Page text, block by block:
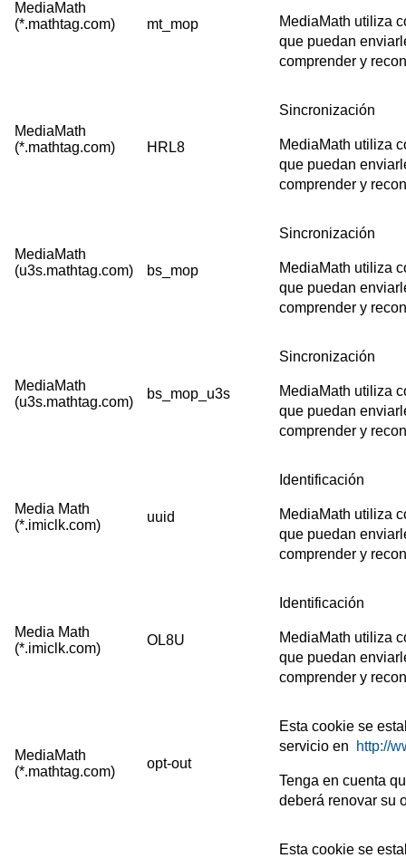
MediaMath
(*.mathtag.com)
mt_mop
MediaMath utiliza
que puedan
comprender y
MediaMath
(*.mathtag.com)
HRL8
Sincronización
MediaMath utiliza
que puedan
comprender y
MediaMath
(u3s.mathtag.com)
bs_mop
Sincronización
MediaMath utiliza
que puedan
comprender y
MediaMath
(u3s.mathtag.com)
bs_mop_u3s
Sincronización
MediaMath utiliza
que puedan
comprender y
Media Math
(*.imiclk.com)
uuid
Identificación
MediaMath utiliza
que puedan
comprender y
Media Math
(*.imiclk.com)
OL8U
Identificación
MediaMath utiliza
que puedan
comprender y
MediaMath
(*.mathtag.com)
opt-out
Esta cookie se
servicio en
http://
Tenga en cuenta
deberá renovar su
Esta cookie se